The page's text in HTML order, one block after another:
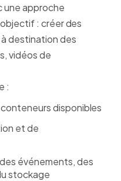
une approche
: créer des
destination des
vidéos de
:
disponibles
et de
événements, des
stockage